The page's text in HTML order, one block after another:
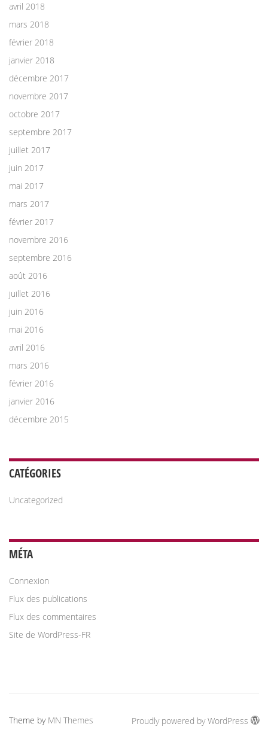
avril 2018
mars 2018
février 2018
janvier 2018
décembre 2017
novembre 2017
octobre 2017
septembre 2017
juillet 2017
juin 2017
mai 2017
mars 2017
février 2017
novembre 2016
septembre 2016
août 2016
juillet 2016
juin 2016
mai 2016
avril 2016
mars 2016
février 2016
janvier 2016
décembre 2015
CATÉGORIES
Uncategorized
MÉTA
Connexion
Flux des publications
Flux des commentaires
Site de WordPress-FR
Theme by MN Themes Proudly powered by WordPress